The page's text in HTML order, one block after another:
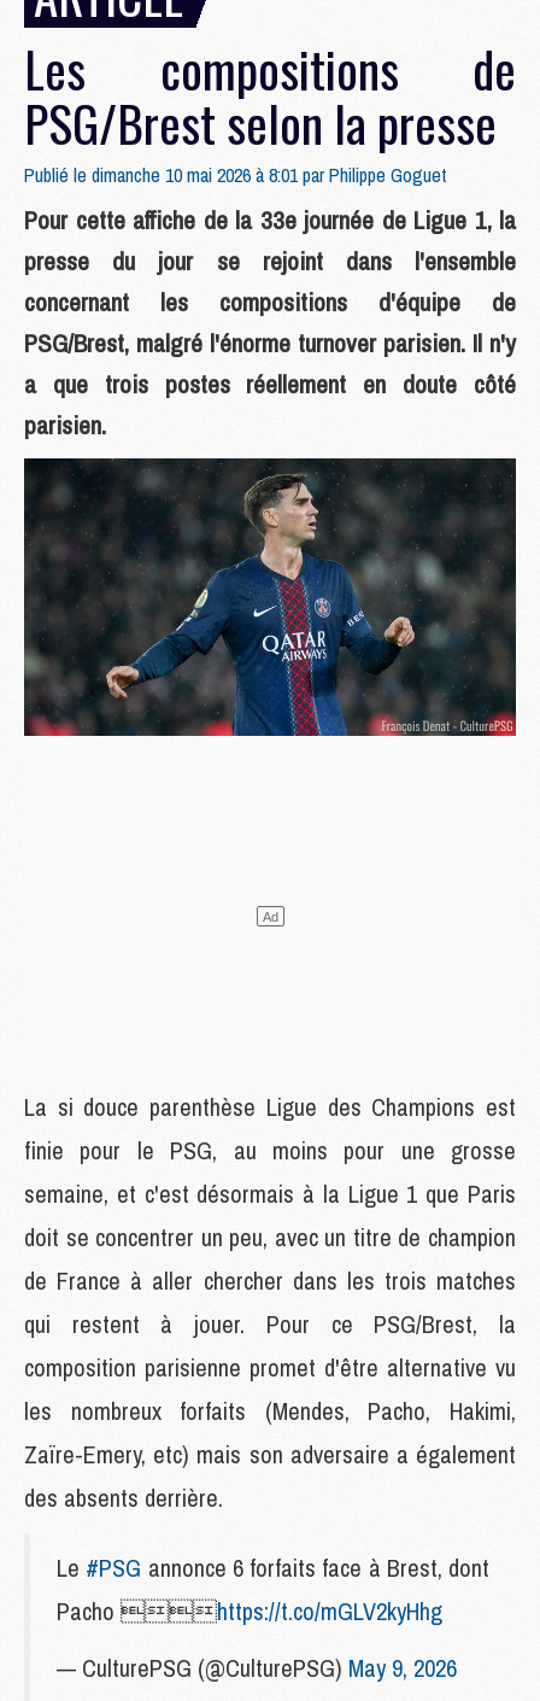
Les compositions de
PSG/Brest selon la presse
Publié le dimanche 10 mai 2026 à 8:01 parPhilippe Goguet
Pour cette affiche de la 33e journée de Ligue 1, la
presse du jour se rejoint dans l'ensemble
concernant les compositions d'équipe de
PSG/Brest, malgré l'énorme turnover parisien. Il n'y
a que trois postes réellement en doute côté
parisien.
La si douce parenthèse Ligue des Champions est
finie pour le PSG, au moins pour une grosse
semaine, et c'est désormais à la Ligue 1 que Paris
doit se concentrer un peu, avec un titre de champion
de France à aller chercher dans les trois matches
qui restent à jouer. Pour ce PSG/Brest, la
composition parisienne promet d'être alternative vu
les nombreux forfaits (Mendes, Pacho, Hakimi,
Zaïre-Emery, etc) mais son adversaire a également
des absents derrière.
Le #PSG annonce 6 forfaits face à Brest, dont
Pacho https://t.co/mGLV2kyHhg
— CulturePSG (@CulturePSG) May 9, 2026